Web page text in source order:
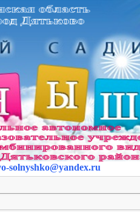
solnyshko@yandex.ru